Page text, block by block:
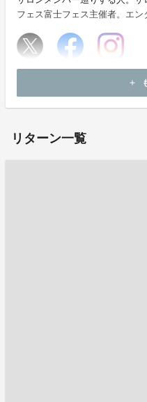
フェス富士フェス主催者。エ
add
リターン一覧